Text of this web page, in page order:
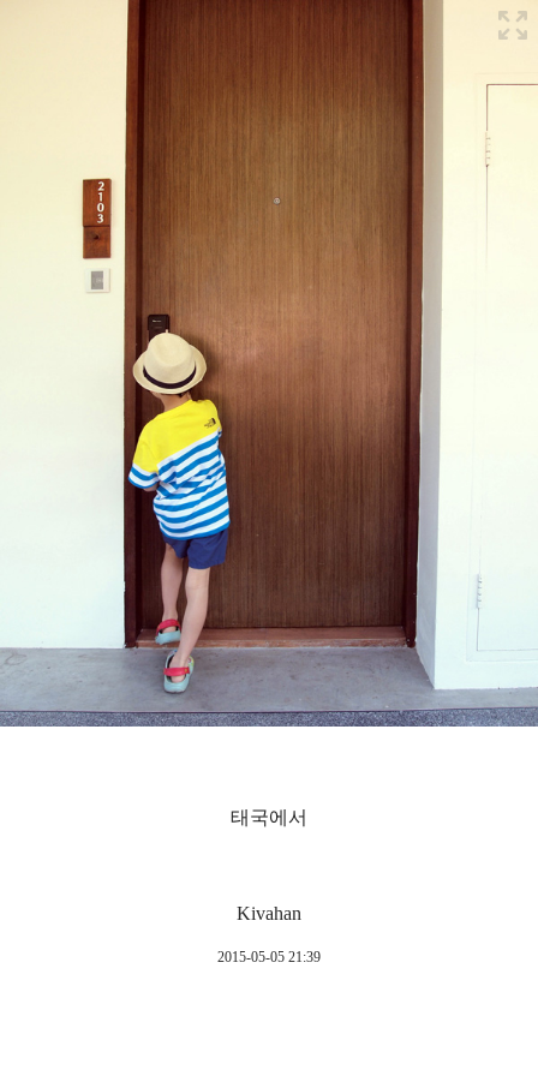
태국에서
Kivahan
2015-05-05 21:39